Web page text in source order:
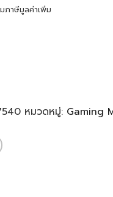
ภาษีมูลค่าเพิ่ม
หมวดหมู่: Gaming